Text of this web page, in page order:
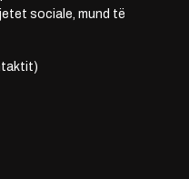
sociale, mund të